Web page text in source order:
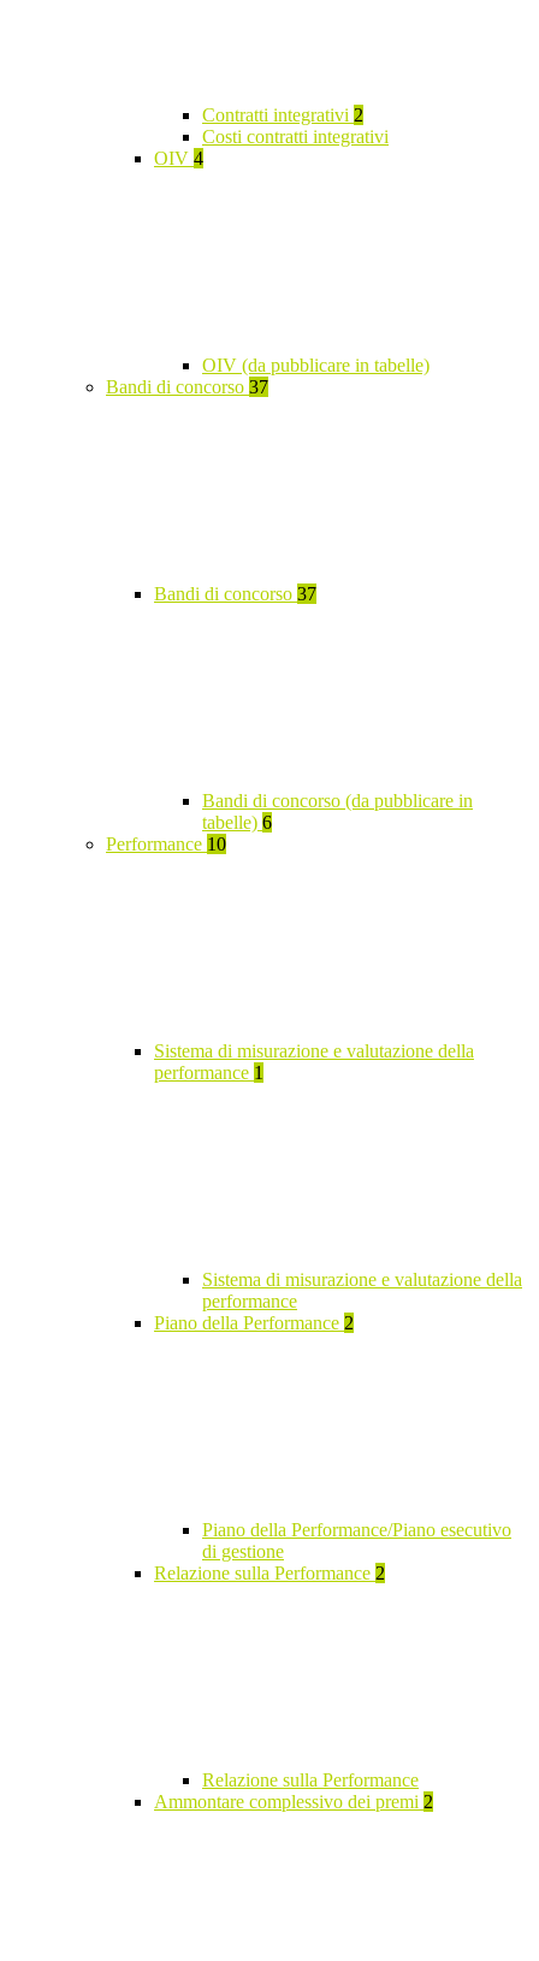
Contratti integrativi 2
Costi contratti integrativi
OIV 4
OIV (da pubblicare in tabelle)
Bandi di concorso 37
Bandi di concorso 37
Bandi di concorso (da pubblicare in
tabelle) 6
Performance 10
Sistema di misurazione e valutazione della
performance 1
Sistema di misurazione e valutazione della
performance
Piano della Performance 2
Piano della Performance/Piano esecutivo
di gestione
Relazione sulla Performance 2
Relazione sulla Performance
Ammontare complessivo dei premi 2